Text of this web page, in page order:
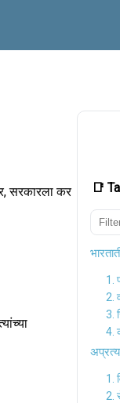
📑
1.
2.
3.
4.
1.
2.
सरकारला कर